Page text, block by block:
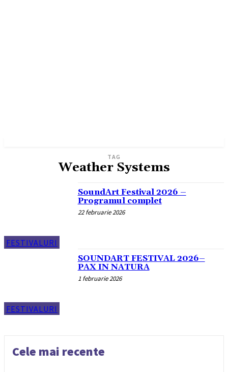
TAG
Weather Systems
FESTIVALURI
SoundArt Festival 2026 –
Programul complet
22 februarie 2026
FESTIVALURI
SOUNDART FESTIVAL 2026–
PAX IN NATURA
1 februarie 2026
Cele mai recente